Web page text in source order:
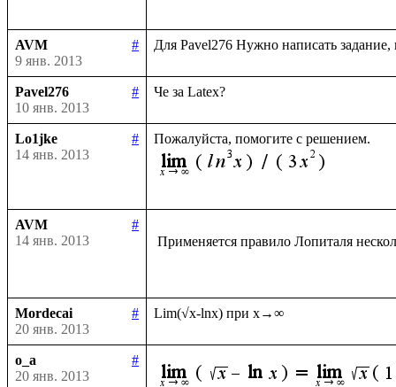
AVM
#
9 янв. 2013
Pavel276
#
10 янв. 2013
Lo1jke
#
14 янв. 2013
AVM
#
14 янв. 2013
Применяется правило Лопиталя
Mordecai
#
20 янв. 2013
o_a
#
20 янв. 2013